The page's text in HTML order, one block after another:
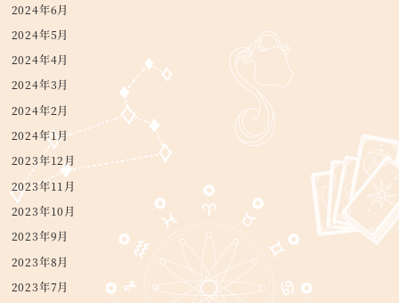
2024年6月
2024年5月
2024年4月
2024年3月
2024年2月
2024年1月
2023年12月
2023年11月
2023年10月
2023年9月
2023年8月
2023年7月